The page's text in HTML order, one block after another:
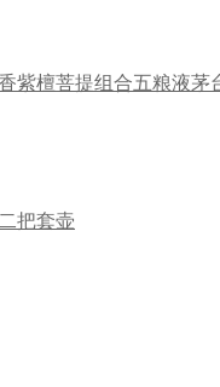
紫檀菩提组合五粮液茅
把套壶